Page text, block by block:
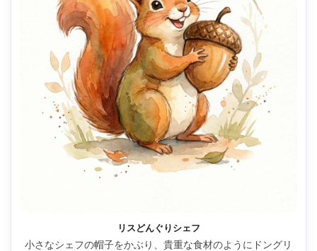
リスどんぐりシェフ
小さなシェフの帽子をかぶり、貴重な食材のようにドングリ